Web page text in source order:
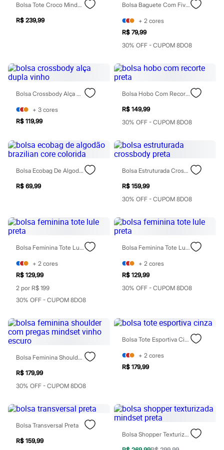
Todos os produtos
Infantil
Em alta
Novidades
Roupas menina
0 a 24 meses
1 a 5 anos
4 a 12 anos
10 a 16 anos
Roupas menino
0 a 24 meses
4 a 12 anos
10 a 16 anos
Recém-nascido
Chapéus
Chinelos
Pantufas
Rasteirinhas
Tênis
Diversão
Marcas
Baby Club
Fifteen
Miss Fifteen
Palomino
Calcinhas
Cuecas
Meias
Moda praia
Biquínis e Maiôs
Blusas de proteção
Sungas
Bluey
Disney
Hello Kitty
Homem Aranha
Minecraft
Bolsa Tote Croco Mindset Verde
R$ 239,99
Bolsa Baguete Com Fivela Colorido
+ 2 cores
R$ 79,99
30% OFF - CUPOM 8DO8
Bolsa Crossbody Alça Dupla Vinho
+ 3 cores
R$ 119,99
Bolsa Hobo Com Recorte Preta
R$ 149,99
30% OFF - CUPOM 8DO8
Bolsa Ecobag De Algodão Brazilian Core Colorida
R$ 69,99
Bolsa Estruturada Crossbody Preta
R$ 159,99
30% OFF - CUPOM 8DO8
Bolsa Feminina Tote Lule Preta
+ 2 cores
R$ 129,99
2 por R$ 199
30% OFF - CUPOM 8DO8
Bolsa Feminina Tote Lule Preta
+ 2 cores
R$ 129,99
30% OFF - CUPOM 8DO8
Bolsa Feminina Shoulder Com Pregas Mindset Vinho Escuro
R$ 179,99
30% OFF - CUPOM 8DO8
Bolsa Tote Esportiva Cinza
+ 2 cores
R$ 179,99
Bolsa Transversal Preta
R$ 159,99
Bolsa Shopper Texturizada Mindset Preta